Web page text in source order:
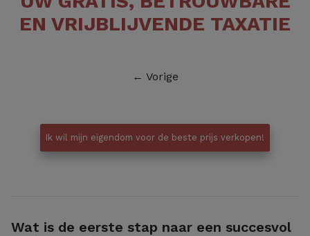
EN VRIJBLIJVENDE TAXATIE
← Vorige
Ik wil mijn eigendom voor de beste prijs verkopen!
Wat is de eerste stap naar een succesvol